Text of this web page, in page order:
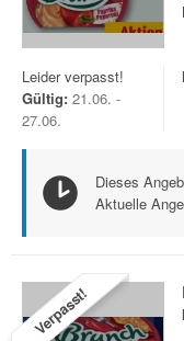
Leider verpasst!
Gültig: 21.06. -
27.06.
Dieses
Aktuelle
Verpasst!